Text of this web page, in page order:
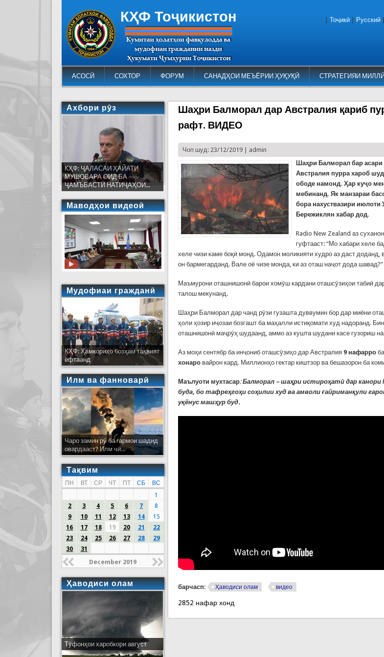
КҲФ Тоҷикистон
АСОСӢ СОХТОР ФОРУМ САНАДҲОИ МЕЪЁРИИ ҲУҚУҚӢ СТРАТЕГИЯИ
Тоҷикӣ Русский
Шаҳри Балморал дар Австралия қариб
рафт. ВИДЕО
Чоп шуд: 23/12/2019 | admin
Шаҳри Балморал бар асари
Австралия пурра хароб
ободе намонд. Ҳар куҷо
мебинанд. Як манзараи
бора нахуствазири июлоти
Бережиклян хабар дод.
Radio New Zealand аз
гуфтааст: “Мо хабари хеле
хеле чизи каме боқӣ монд. Одамон моликияти худро аз даст доданд,
он бармегарданд. Вале оё чизе монда, ки аз оташ наҷот дода шавад?”
Маъмурони оташнишонӣ барои хомӯш кардани оташсӯзиҳои табиӣ
талош мекунанд.
Шаҳри Балморал дар чанд рӯзи гузашта дуввумин бор дар миёни
ҳоли ҳозир иҷозаи бозгашт ба маҳалли истиқомати худ надоранд.
оташнишонӣ маҷрӯҳ шудаанд, аммо аз кушта шудани касе гузориш
Аз моҳи сентябр ба инҷониб оташсӯзиҳо дар Австралия 9 нафарро
хонаро вайрон кард. Миллионҳо гектар киштзор ва бешазорон ба
Маълуоти мухтасар: Балморал – шаҳри истироҳатӣ дар канори
буда, бо тафреҳгоҳи соҳилии худ ва амволи ғайриманқули
уқёнус машҳур буд.
барчасп: Ҳаводиси олам видео
2852 нафар хонд
Ахбори рӯз
КҲФ: ҶАЛАСАИ ҲАЙАТИ
МУШОВАРА ОИД БА
ҶАМЪБАСТИ НАТИҶАҲОИ...
Маводҳои видеоӣ
Мудофиаи гражданӣ
КҲФ: Ҳамкориҳо бозҳам тақвият
ёфтаанд
Илм ва фанноварӣ
Чаро замин рӯ ба гармои шадид
овардааст? Илм чӣ...
Тақвим
ПН ВТ СР ЧТ ПТ СБ
ВС
1
2
3 4 5 6 7
8
9
10 11 12 13 14
15
16
17 18 19 20 21
22
23
24 25 26 27 28
29
30
31
December 2019
Ҳаводиси олам
Тӯфонҳои харобкори август